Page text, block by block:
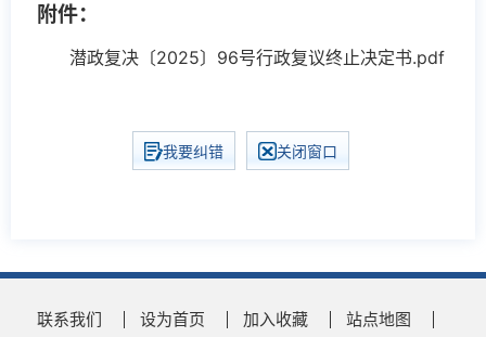
附件：
潜政复决〔2025〕96号行政复议终止决定书.pdf
我要纠错 关闭窗口
联系我们 设为首页 加入收藏 站点地图